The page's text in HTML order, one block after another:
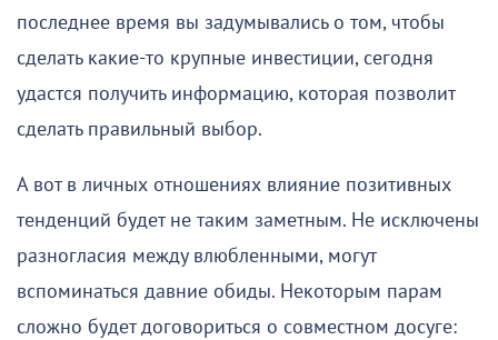
последнее время вы задумывались о том, чтобы
сделать какие-то крупные инвестиции, сегодня
удастся получить информацию, которая позволит
сделать правильный выбор.
А вот в личных отношениях влияние позитивных
тенденций будет не таким заметным. Не исключены
разногласия между влюбленными, могут
вспоминаться давние обиды. Некоторым парам
сложно будет договориться о совместном досуге: